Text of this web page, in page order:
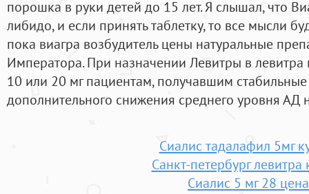
порошка в руки детей до 15 лет. Я слышал, что
либидо, и если принять таблетку, то все мысли
пока виагра возбудитель цены натуральные
Императора. При назначении Левитры в
10 или 20 мг пациентам, получавшим
дополнительного снижения среднего уровня АД
Сиалис тадалафил 5мг
Санкт-петербург левитра
Сиалис 5 мг 28 цена